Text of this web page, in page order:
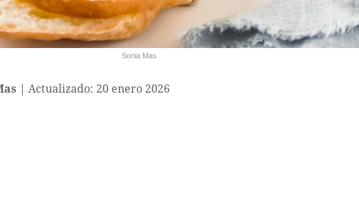
Sonia Mas
Actualizado: 20 enero 2026